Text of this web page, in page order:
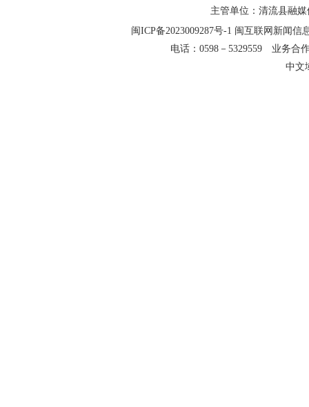
主管单位：清流县融
闽ICP备2023009287号-1 闽互联网新闻信
电话：0598－5329559 业务合
中文